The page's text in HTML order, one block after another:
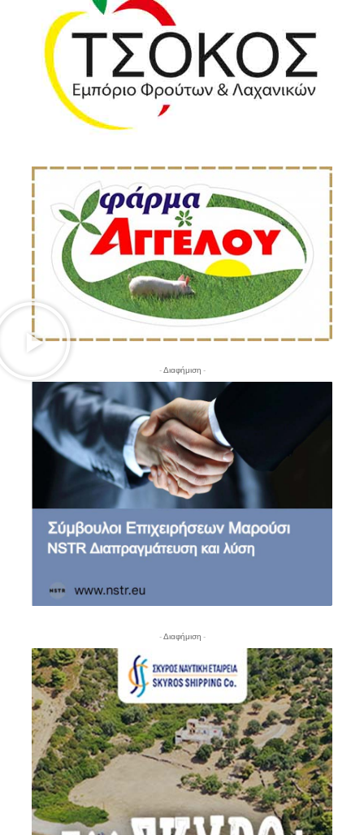
- Διαφήμιση -
- Διαφήμιση -